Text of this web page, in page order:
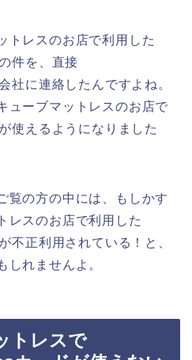
トレスのお店で利用した
件を、直接
社に連絡したんですよね。
ューブマットレスのお店で
使えるようになりました
覧の方の中には、もしかす
レスのお店で利用した
不正利用されている！と、
しれませんよ。
トレスで